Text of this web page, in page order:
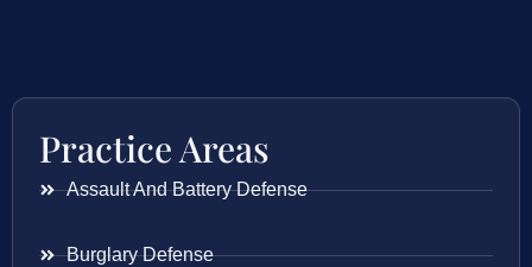
Practice Areas
Assault And Battery Defense
Burglary Defense